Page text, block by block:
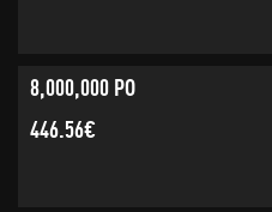
8,000,000 PO
446.56€